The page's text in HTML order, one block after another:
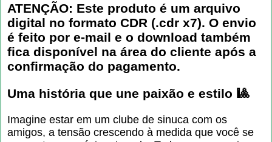
ATENÇÃO: Este produto é um arquivo
digital no formato CDR (.cdr x7). O envio
é feito por e-mail e o download também
fica disponível na área do cliente após a
confirmação do pagamento.
Uma história que une paixão e estilo 🎱
Imagine estar em um clube de sinuca com os
amigos, a tensão crescendo à medida que você se